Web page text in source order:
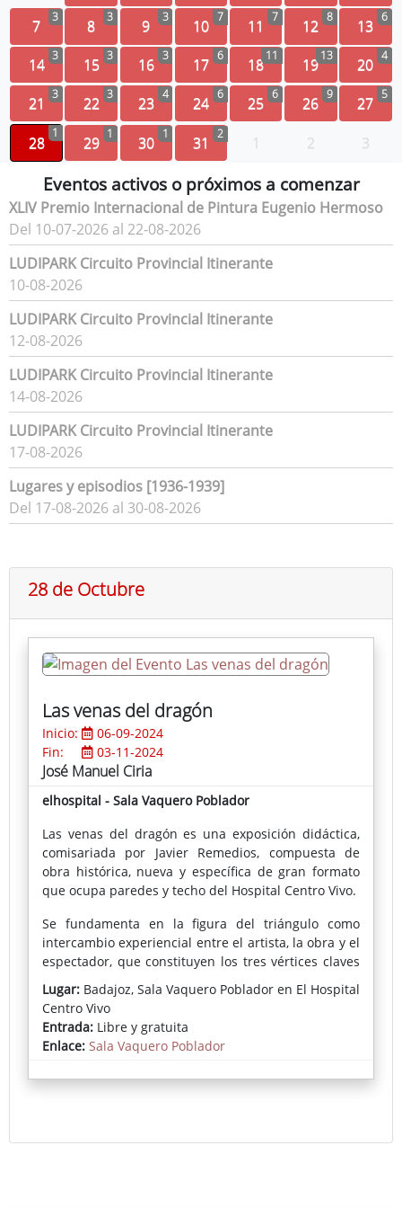
7 3 8 3 9 3 10 7 11 7 12 8 13 6
14 3 15 3 16 3 17 6 1811 1913 20 4
21 3 22 3 23 4 24 6 25 6 26 9 27 5
28
1
29 1 30 1 31 2 1 2 3
Eventos activos o próximos a comenzar
XLIV Premio Internacional de Pintura Eugenio Hermoso
Del 10-07-2026 al 22-08-2026
LUDIPARK Circuito Provincial Itinerante
10-08-2026
LUDIPARK Circuito Provincial Itinerante
12-08-2026
LUDIPARK Circuito Provincial Itinerante
14-08-2026
LUDIPARK Circuito Provincial Itinerante
17-08-2026
Lugares y episodios [1936-1939]
Del 17-08-2026 al 30-08-2026
28 de Octubre
Las venas del dragón
Inicio:
06-09-2024
Fin:
03-11-2024
José Manuel Ciria
elhospital - Sala Vaquero Poblador
Las venas del dragón es una exposición didáctica,
comisariada por Javier Remedios, compuesta de
obra histórica, nueva y específica de gran formato
que ocupa paredes y techo del Hospital Centro Vivo.
Se fundamenta en la figura del triángulo como
intercambio experiencial entre el artista, la obra y el
espectador, que constituyen los tres vértices claves
de lo que significa el arte para nuestro autor.
Recorreremos las líneas o venas que ha ido
trazando la pintura de José Manuel Ciria
(Manchester, 1960) a través de su obra, sus estudios
generaciones, con exposiciones en los más grandes
Lugar: Badajoz, Sala Vaquero Poblador en El Hospital
Centro Vivo
Entrada: Libre y gratuita
Enlace: Sala Vaquero Poblador